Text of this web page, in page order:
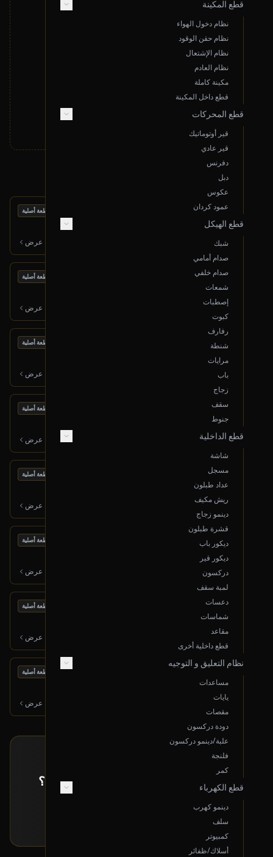
قطع المكينة
نظام دخول الهواء
نظام حقن الوقود
نظام الإشتعال
نظام العادم
مكينة كاملة
قطع داخل المكينة
قطع المحركات
قير أوتوماتيك
قير عادي
دفرنس
دبل
عكوس
عمود كردان
قطع الهيكل
شبك
صدام أمامي
صدام خلفي
شمعات
إصطبات
كبوت
رفارف
شنطة
مرايات
باب
زجاج
سقف
جنوط
قطع الداخلية
شاشة
مسجل
عداد طبلون
ريش مكيف
دينمو زجاج
قشرة طبلون
ديكور باب
ديكور قير
دركسون
لمبة سقف
دعسات
شماسات
مقاعد
قطع داخلية أخرى
نظام التعليق و التوجيه
مساعدات
يايات
مقصات
دودة دركسون
علبة/دينمو دركسون
فلنجة
كمر
قطع الكهرباء
دينمو كهرب
سلف
كمبيوتر
أسلاك/ظفائر
لا توجد نتائج مطابقة لبحثك
قم بتغيير معايير البحث أو قدم طلب خاص
منتجات أخرى قد تعجبك
قطعة أصلية
عرض
قطعة أصلية
عرض
قطعة أصلية
عرض
قطعة أصلية
عرض
قطعة أصلية
عرض
قطعة أصلية
عرض
قطعة أصلية
عرض
قطعة أصلية
عرض
ما حصلت القطعة اللي تدورها معروضة؟